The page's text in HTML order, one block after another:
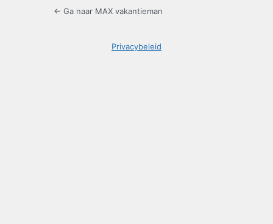
← Ga naar MAX vakantieman
Privacybeleid